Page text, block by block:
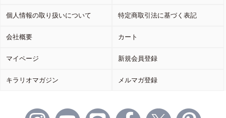
個人情報の取り扱いについて 特定商取引法に基づく表記
会社概要 カート
マイページ 新規会員登録
キラリオマガジン メルマガ登録